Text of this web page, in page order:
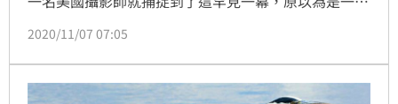
來是一隻被蒼鷺吞下的「蛇鰻」，直接咬破蒼鷺的喉嚨
2020/11/07 07:05